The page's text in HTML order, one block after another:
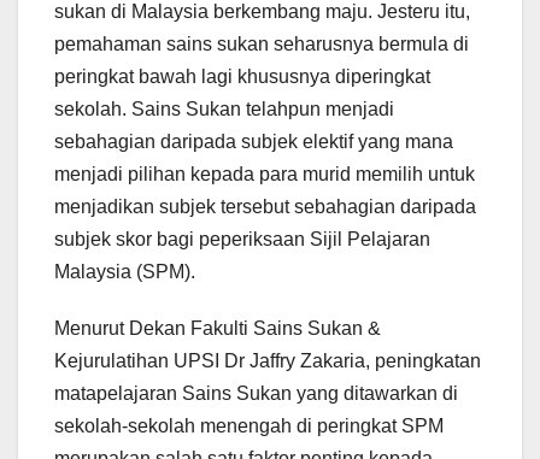
sukan di Malaysia berkembang maju. Jesteru itu,
pemahaman sains sukan seharusnya bermula di
peringkat bawah lagi khususnya diperingkat
sekolah. Sains Sukan telahpun menjadi
sebahagian daripada subjek elektif yang mana
menjadi pilihan kepada para murid memilih untuk
menjadikan subjek tersebut sebahagian daripada
subjek skor bagi peperiksaan Sijil Pelajaran
Malaysia (SPM).
Menurut Dekan Fakulti Sains Sukan &
Kejurulatihan UPSI Dr Jaffry Zakaria, peningkatan
matapelajaran Sains Sukan yang ditawarkan di
sekolah-sekolah menengah di peringkat SPM